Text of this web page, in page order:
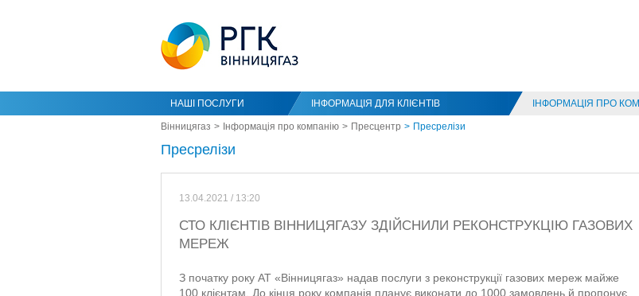
НАШІ ПОСЛУГИ ІНФОРМАЦІЯ ДЛЯ КЛІЄНТІВ ІНФОРМАЦІЯ ПРО
Вінницягаз Інформація про компанію Пресцентр Пресрелізи
Пресрелізи
13.04.2021 / 13:20
СТО КЛІЄНТІВ ВІННИЦЯГАЗУ ЗДІЙСНИЛИ РЕКОНСТРУКЦІЮ ГАЗОВИХ
МЕРЕЖ
З початку року АТ «Вінницягаз» надав послуги з реконструкції газових мереж майже
100 клієнтам. До кінця року компанія планує виконати до 1000 замовлень й пропонує